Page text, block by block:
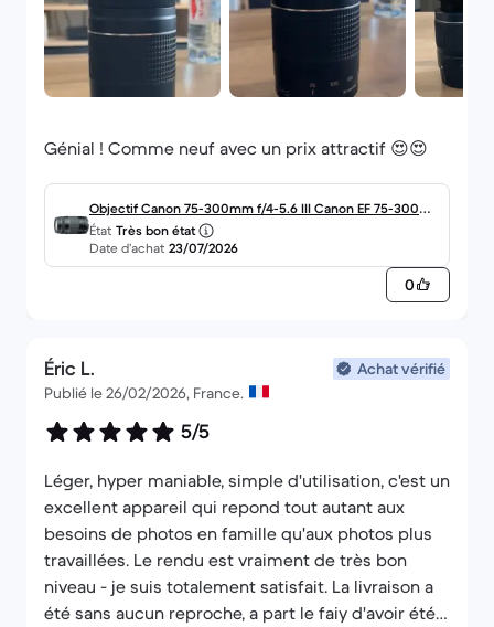
Service Client de backmarket.fr via leur formulaire
disponible ici. Pour envoyer votre message il vous
suffit de choisir "Votre question concerne un
réponse sous 24 heures.
Si vous avez effectivement passé commande sur
Back Market Pro, pourriez-vous me transmettre le
numéro de la commande ou l'email associé à
Bien à vous,
–
What's BM Pro? Europe / US
Create an account Europe / US
Génial ! Comme neuf avec un prix attractif 😍😍
Objectif Canon 75-300mm f/4-5.6 III Canon EF 75-300m
m f/4-5.6
État Très bon état
Date d’achat 23/07/2026
0
Éric L.
Achat vérifié
Publié le 26/02/2026, France.
5/5
Léger, hyper maniable, simple d'utilisation, c'est un
excellent appareil qui repond tout autant aux
besoins de photos en famille qu'aux photos plus
travaillées. Le rendu est vraiment de très bon
niveau - je suis totalement satisfait. La livraison a
été sans aucun reproche, a part le faiy d'avoir été